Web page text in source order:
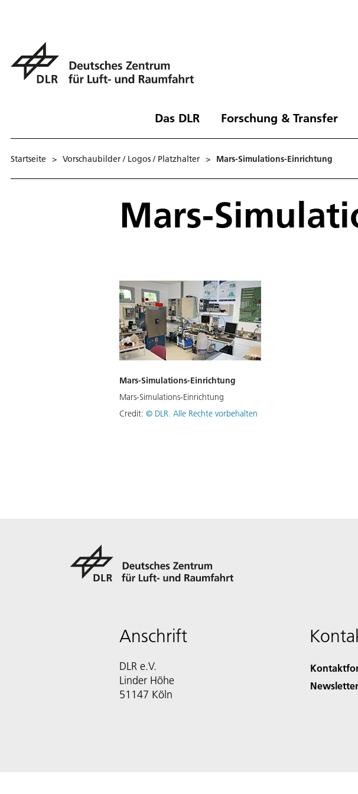
Das DLR Forschung & Transfer
Startseite > Vorschaubilder / Logos / Platzhalter > Mars-Simulations-Einrichtung
Mars-
Mars-Simulations-Einrichtung
Mars-Simulations-Einrichtung
Credit: © DLR. Alle Rechte vorbehalten
Anschrift
DLR e.V.
Linder Höhe
51147 Köln
Newsletter